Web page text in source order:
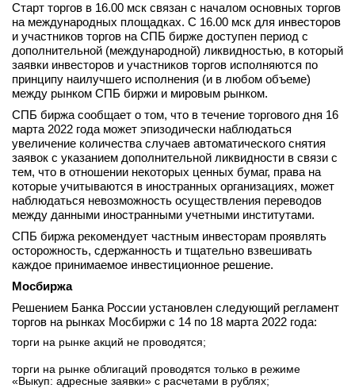
Старт торгов в 16.00 мск связан с началом основных торгов
на международных площадках. С 16.00 мск для инвесторов
и участников торгов на СПБ бирже доступен период с
дополнительной (международной) ликвидностью, в который
заявки инвесторов и участников торгов исполняются по
принципу наилучшего исполнения (и в любом объеме)
между рынком СПБ биржи и мировым рынком.
СПБ биржа сообщает о том, что в течение торгового дня 16
марта 2022 года может эпизодически наблюдаться
увеличение количества случаев автоматического снятия
заявок с указанием дополнительной ликвидности в связи с
тем, что в отношении некоторых ценных бумаг, права на
которые учитываются в иностранных организациях, может
наблюдаться невозможность осуществления переводов
между данными иностранными учетными институтами.
СПБ биржа рекомендует частным инвесторам проявлять
осторожность, сдержанность и тщательно взвешивать
каждое принимаемое инвестиционное решение.
Мосбиржа
Решением Банка России установлен следующий регламент
торгов на рынках Мосбиржи с 14 по 18 марта 2022 года:
торги на рынке акций не проводятся;
торги на рынке облигаций проводятся только в режиме
«Выкуп: адресные заявки» с расчетами в рублях;